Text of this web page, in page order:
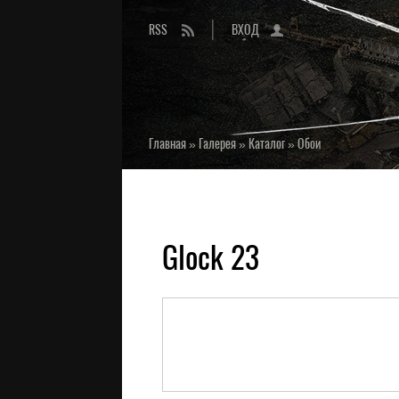
RSS ВХОД
Главная» Галерея»Каталог»Обои
Glock 23